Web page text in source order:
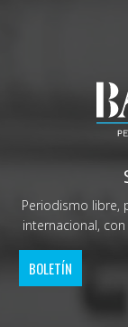
Periodismo libre,
internacional,
BOLETÍN